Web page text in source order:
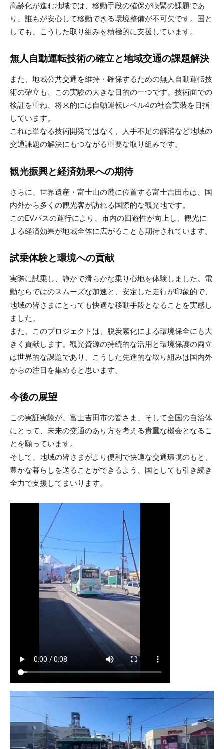
高齢化が進む地域では、移動手段の確保が喫緊の課題であ
り、誰もが安心して移動できる環境整備が不可欠です。国と
しても、こうした取り組みを積極的に支援しています。
無人自動運転技術の確立と地域交通の課題解決
また、地域公共交通を維持・確保するための無人自動運転技
術の確立も、この実験の大きな目的の一つです。技術面での
検証を重ね、将来的には自動運転レベル4の社会実装を目指
しています。
これは単なる技術開発ではなく、人手不足の解消など地域の
交通課題の解決にもつながる重要な取り組みです。
観光振興と経済効果への期待
さらに、世界遺産・富士山の麓に位置する富士吉田市は、国
内外から多くの観光客が訪れる国際的な観光地です。
このEVバスの運行により、市内の回遊性が向上し、観光に
よる経済効果が地域全体に広がることも期待されています。
試乗体験と環境への貢献
実際に試乗し、静かで滑らかな乗り心地を体験しました。電
動ならではのスムーズな加速と、安定した走行が印象的で、
地域の皆さまにとっても快適な移動手段となることを実感し
ました。
また、このプロジェクトは、脱炭素化による環境保全にも大
きく貢献します。観光資源の持続的な活用と環境保護の両立
は世界的な課題であり、こうした先進的な取り組みは国内外
からの注目を集めると思います。
今後の展望
この実証実験が、富士吉田市の皆さま、そして全国の自治体
にとって、未来の交通のあり方を考える貴重な機会となるこ
とを願っています。
そして、地域の皆さまがより便利で快適な交通環境のもと、
豊かな暮らしを送ることができるよう、国としても引き続き
全力で支援してまいります。